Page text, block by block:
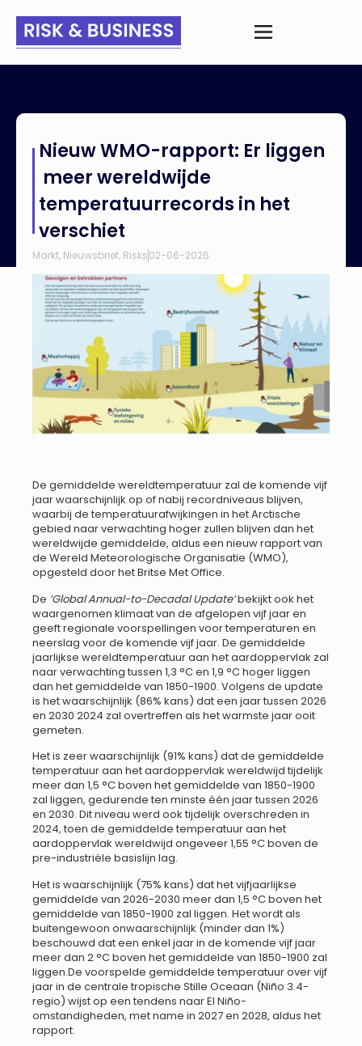
wereldwijde temperatuurrecords in het verschiet
Nieuw WMO-rapport: Er liggen
meer wereldwijde
temperatuurrecords in het
verschiet
Markt, Nieuwsbrief, Risks02-06-2026
De gemiddelde wereldtemperatuur zal de komende vijf
jaar waarschijnlijk op of nabij recordniveaus blijven,
waarbij de temperatuurafwijkingen in het Arctische
gebied naar verwachting hoger zullen blijven dan het
wereldwijde gemiddelde, aldus een nieuw rapport van
de Wereld Meteorologische Organisatie (WMO),
opgesteld door het Britse Met Office.
De ’Global Annual-to-Decadal Update’bekijkt ook het
waargenomen klimaat van de afgelopen vijf jaar en
geeft regionale voorspellingen voor temperaturen en
neerslag voor de komende vijf jaar. De gemiddelde
jaarlijkse wereldtemperatuur aan het aardoppervlak zal
naar verwachting tussen 1,3 °C en 1,9 °C hoger liggen
dan het gemiddelde van 1850-1900. Volgens de update
is het waarschijnlijk (86% kans) dat een jaar tussen 2026
en 2030 2024 zal overtreffen als het warmste jaar ooit
gemeten.
Het is zeer waarschijnlijk (91% kans) dat de gemiddelde
temperatuur aan het aardoppervlak wereldwijd tijdelijk
meer dan 1,5 °C boven het gemiddelde van 1850-1900
zal liggen, gedurende ten minste één jaar tussen 2026
en 2030. Dit niveau werd ook tijdelijk overschreden in
2024, toen de gemiddelde temperatuur aan het
aardoppervlak wereldwijd ongeveer 1,55 °C boven de
pre-industriële basislijn lag.
Het is waarschijnlijk (75% kans) dat het vijfjaarlijkse
gemiddelde van 2026-2030 meer dan 1,5 °C boven het
gemiddelde van 1850-1900 zal liggen. Het wordt als
buitengewoon onwaarschijnlijk (minder dan 1%)
beschouwd dat een enkel jaar in de komende vijf jaar
meer dan 2 °C boven het gemiddelde van 1850-1900 zal
liggen.De voorspelde gemiddelde temperatuur over vijf
jaar in de centrale tropische Stille Oceaan (Niño 3.4-
regio) wijst op een tendens naar El Niño-
omstandigheden, met name in 2027 en 2028, aldus het
rapport.